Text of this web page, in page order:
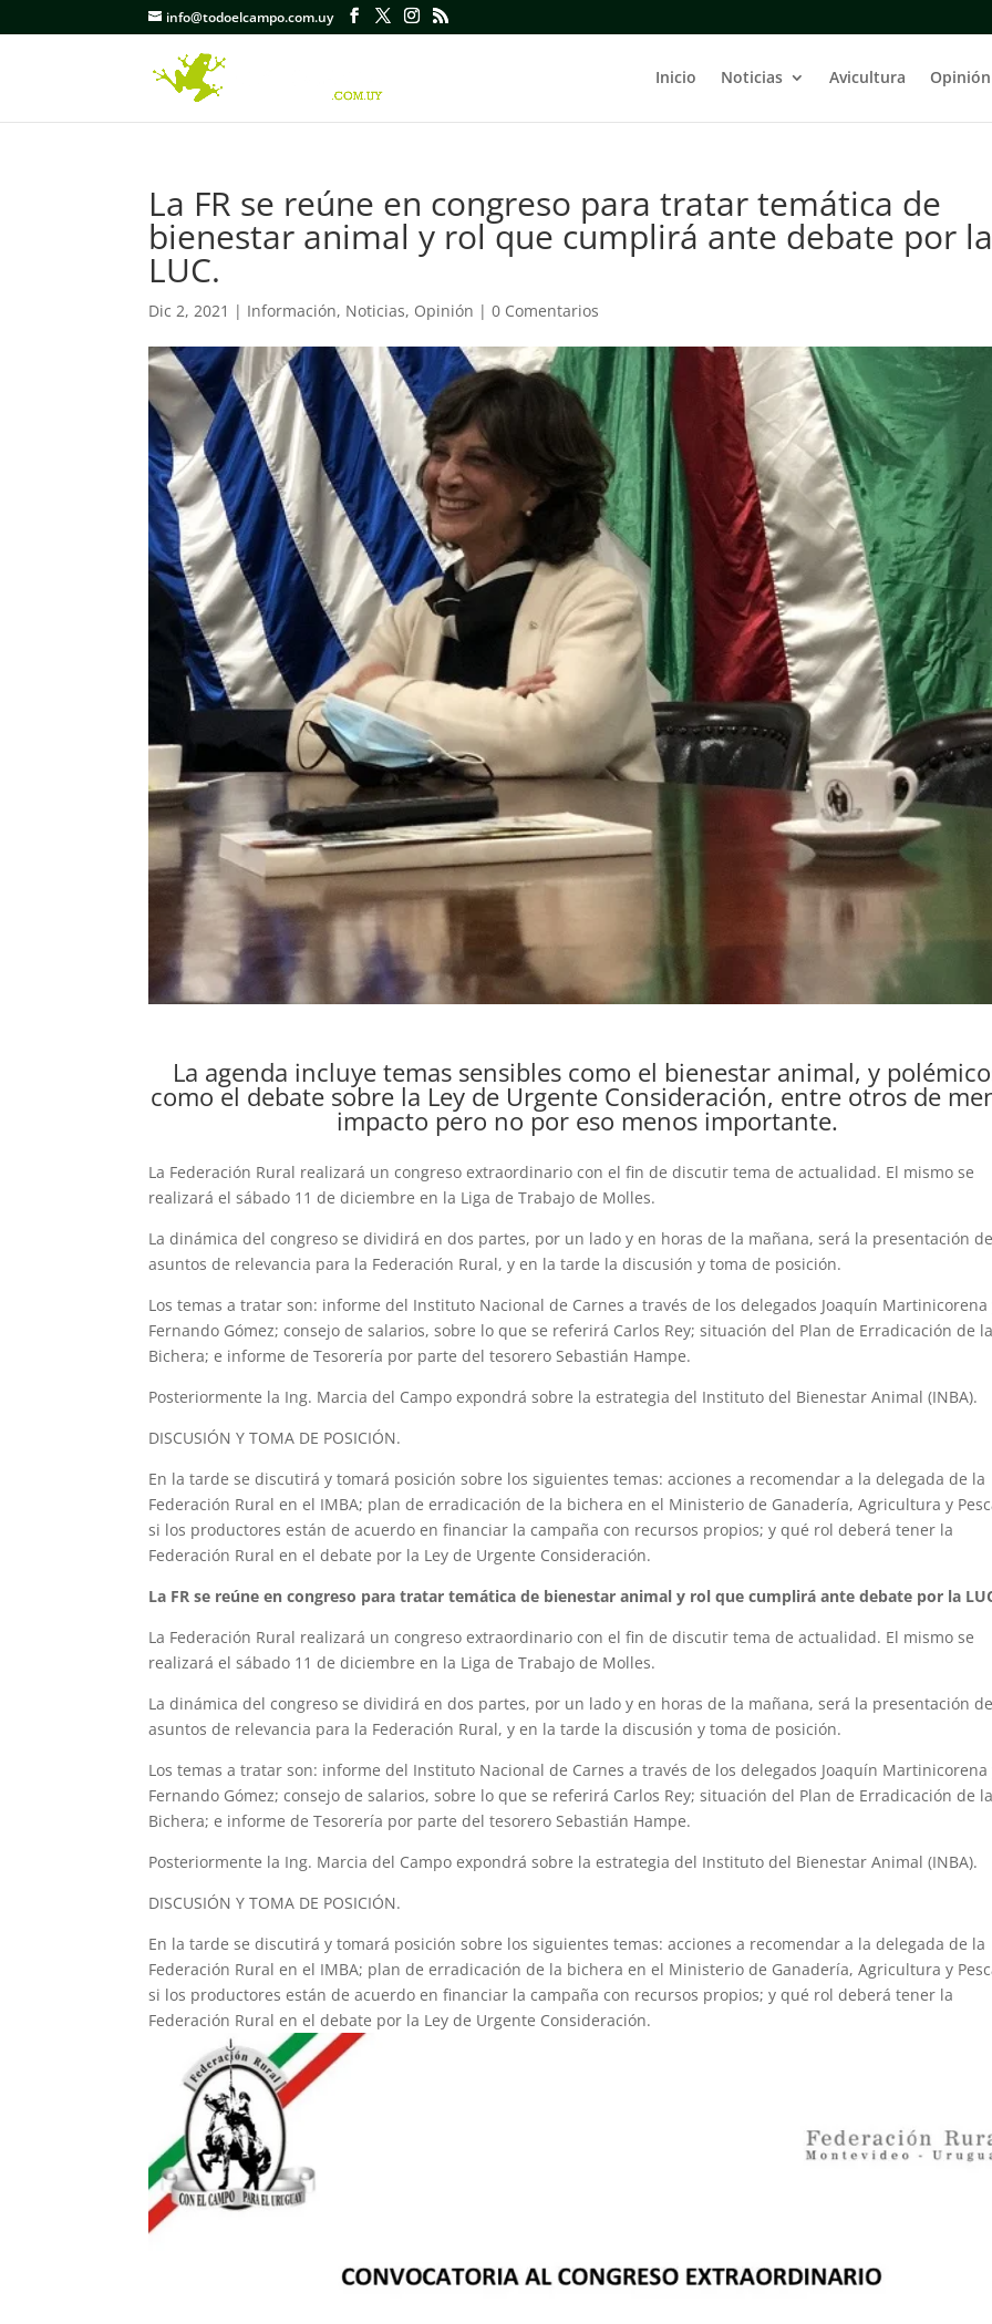
info@todoelcampo.com.uy
Inicio Noticias Avicultura Opinión
La FR se reúne en congreso para tratar temática de
bienestar animal y rol que cumplirá ante debate por la
LUC.
Dic 2, 2021 | Información, Noticias, Opinión |0 Comentarios
La agenda incluye temas sensibles como el bienestar animal, y
como el debate sobre la Ley de Urgente Consideración, entre otros de
impacto pero no por eso menos importante.
La Federación Rural realizará un congreso extraordinario con el fin de discutir tema de actualidad. El mismo se
realizará el sábado 11 de diciembre en la Liga de Trabajo de Molles.
La dinámica del congreso se dividirá en dos partes, por un lado y en horas de la mañana, será la presentación de
asuntos de relevancia para la Federación Rural, y en la tarde la discusión y toma de posición.
Los temas a tratar son: informe del Instituto Nacional de Carnes a través de los delegados Joaquín Martinicorena
Fernando Gómez; consejo de salarios, sobre lo que se referirá Carlos Rey; situación del Plan de Erradicación de la
Bichera; e informe de Tesorería por parte del tesorero Sebastián Hampe.
Posteriormente la Ing. Marcia del Campo expondrá sobre la estrategia del Instituto del Bienestar Animal (INBA).
DISCUSIÓN Y TOMA DE POSICIÓN.
En la tarde se discutirá y tomará posición sobre los siguientes temas: acciones a recomendar a la delegada de la
Federación Rural en el IMBA; plan de erradicación de la bichera en el Ministerio de Ganadería, Agricultura y
si los productores están de acuerdo en financiar la campaña con recursos propios; y qué rol deberá tener la
Federación Rural en el debate por la Ley de Urgente Consideración.
La FR se reúne en congreso para tratar temática de bienestar animal y rol que cumplirá ante debate por la
La Federación Rural realizará un congreso extraordinario con el fin de discutir tema de actualidad. El mismo se
realizará el sábado 11 de diciembre en la Liga de Trabajo de Molles.
La dinámica del congreso se dividirá en dos partes, por un lado y en horas de la mañana, será la presentación de
asuntos de relevancia para la Federación Rural, y en la tarde la discusión y toma de posición.
Los temas a tratar son: informe del Instituto Nacional de Carnes a través de los delegados Joaquín Martinicorena
Fernando Gómez; consejo de salarios, sobre lo que se referirá Carlos Rey; situación del Plan de Erradicación de la
Bichera; e informe de Tesorería por parte del tesorero Sebastián Hampe.
Posteriormente la Ing. Marcia del Campo expondrá sobre la estrategia del Instituto del Bienestar Animal (INBA).
DISCUSIÓN Y TOMA DE POSICIÓN.
En la tarde se discutirá y tomará posición sobre los siguientes temas: acciones a recomendar a la delegada de la
Federación Rural en el IMBA; plan de erradicación de la bichera en el Ministerio de Ganadería, Agricultura y
si los productores están de acuerdo en financiar la campaña con recursos propios; y qué rol deberá tener la
Federación Rural en el debate por la Ley de Urgente Consideración.